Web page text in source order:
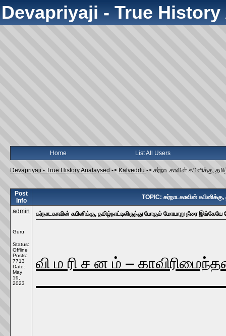
Devapriyaji - True
Home List All Users
Devapriyaji - True History Analaysed -> Kalveddu -> கர்நாடகாவின் கபினிக்கு,
Post
Info
TOPIC: கர்நாடகாவின் கபினிக்கு,
admin
Guru
Status:
Offline
Posts:
7713
Date:
May
19,
2023
கர்நாடகாவின் கபினிக்கு, தமிழ்நாட்டிலிருந்து போகும் மோயாறு நீரை இங்கேயே
வி ம ரி ச ன ம் –